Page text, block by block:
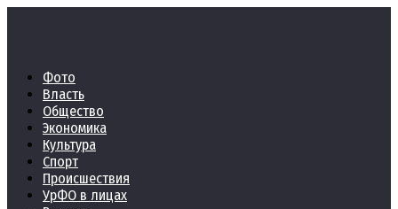
Фото
Власть
Общество
Экономика
Культура
Спорт
Происшествия
УрФО в лицах